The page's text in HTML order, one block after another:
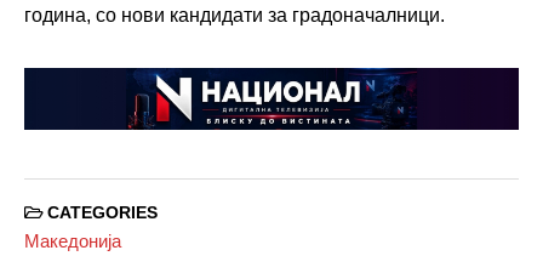
година, со нови кандидати за градоначалници.
CATEGORIES
Македонија